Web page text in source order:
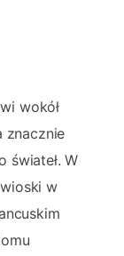
wokół
znacznie
świateł. W
w